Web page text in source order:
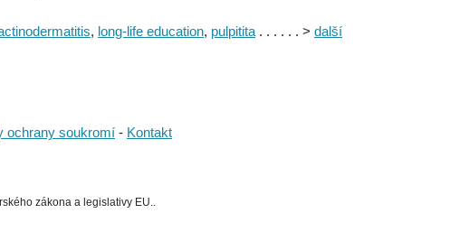
, long-life education, pulpitita . . . . . . > další
ochrany soukromí - Kontakt
zákona a legislativy EU..